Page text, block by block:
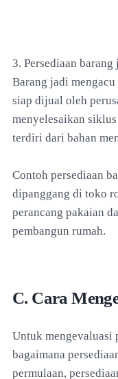
3. Persediaan barang
Barang jadi
siap dijual oleh
menyelesaikan
terdiri dari bahan
Contoh persediaan
dipanggang di toko
perancang pakaian
pembangun rumah.
C. Cara
Untuk mengevaluasi
bagaimana
permulaan,